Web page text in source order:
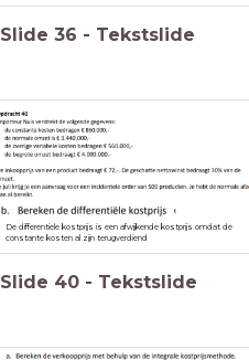
Slide 36 - Tekstslide
De differentiele kostprijs is een afwijkende kostprijs omdat de
constante kosten al zijn terugverdiend
Slide 40 - Tekstslide